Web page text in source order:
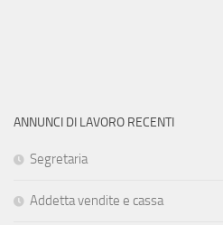
ANNUNCI DI LAVORO RECENTI
Segretaria
Addetta vendite e cassa